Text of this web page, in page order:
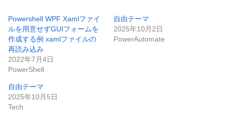
Powershell WPF Xamlファイ
ルを用意せずGUIフォームを
作成する例 xamlファイルの
再読み込み
2022年7月4日
PowerShell
自由テーマ
2025年10月2日
PowerAutomate
自由テーマ
2025年10月5日
Tech